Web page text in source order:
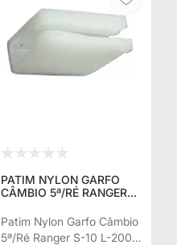
PATIM NYLON GARFO
CÂMBIO 5ª/RÉ RANGER
FRONTIER TROLLER
3348043
Patim Nylon Garfo Câmbio
5ª/Ré Ranger S-10 L-200R